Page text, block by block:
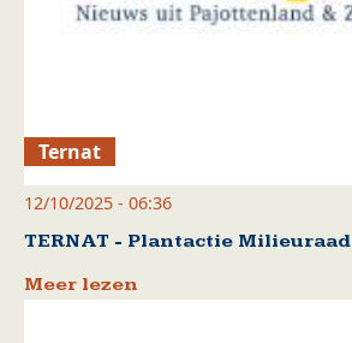
Ternat
12/10/2025 - 06:36
TERNAT - Plantactie Milieuraad
Meer lezen